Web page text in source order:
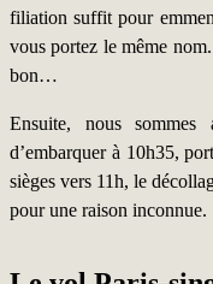
filiation suffit pour
vous portez le même
bon…
Ensuite, nous sommes
d’embarquer à 10h35,
sièges vers 11h, le
pour une raison inconnue.